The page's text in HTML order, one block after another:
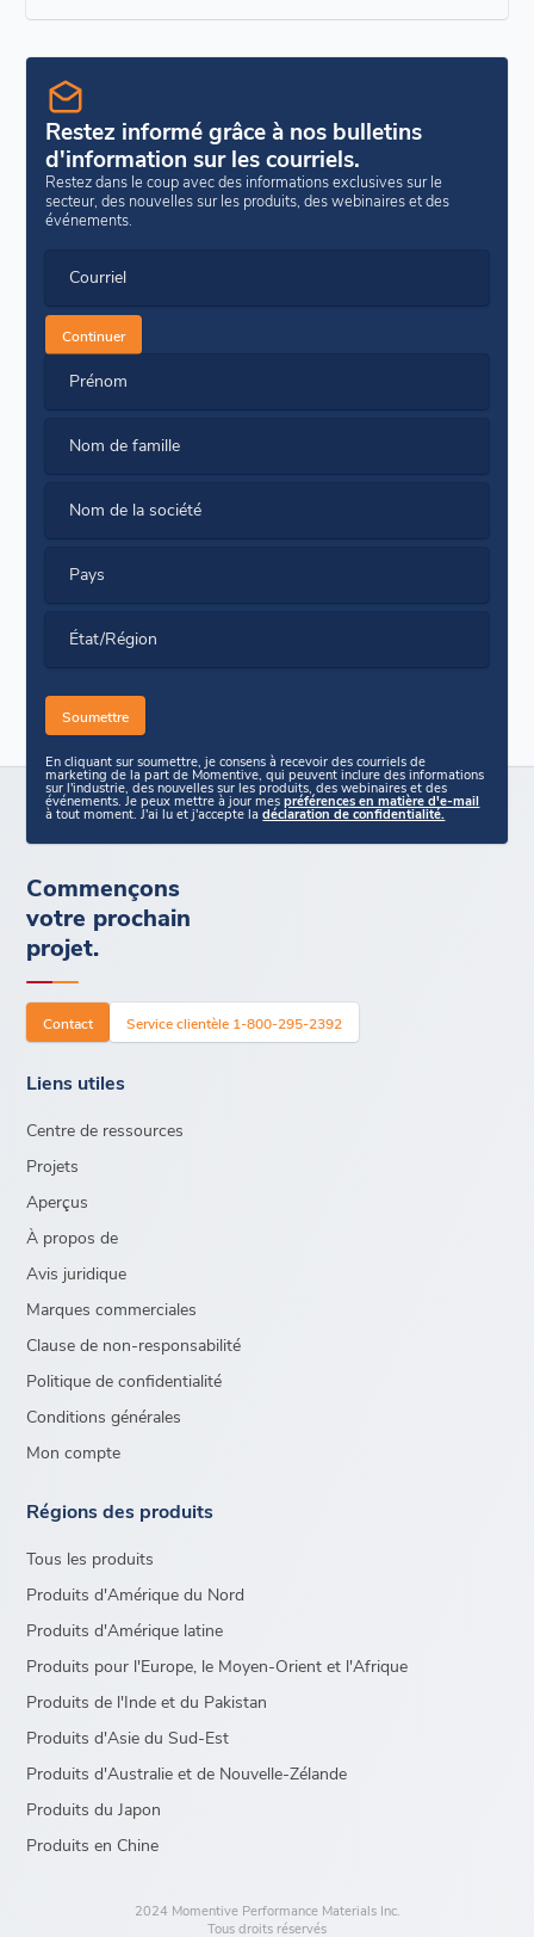
Restez informé grâce à nos bulletins
d'information sur les courriels.
Restez dans le coup avec des informations exclusives sur le
secteur, des nouvelles sur les produits, des webinaires et des
événements.
Courriel
Continuer
Prénom
Nom de famille
Nom de la société
Pays
État/Région
En cliquant sur soumettre, je consens à recevoir des courriels de
marketing de la part de Momentive, qui peuvent inclure des informations
sur l'industrie, des nouvelles sur les produits, des webinaires et des
événements. Je peux mettre à jour mespréférences en matière d'e-mail
à tout moment. J'ai lu et j'accepte ladéclaration de confidentialité.
Commençons
votre prochain
projet.
Contact Service clientèle 1-800-295-2392
Liens utiles
Centre de ressources
Projets
Aperçus
À propos de
Avis juridique
Marques commerciales
Clause de non-responsabilité
Politique de confidentialité
Conditions générales
Mon compte
Régions des produits
Tous les produits
Produits d'Amérique du Nord
Produits d'Amérique latine
Produits pour l'Europe, le Moyen-Orient et l'Afrique
Produits de l'Inde et du Pakistan
Produits d'Asie du Sud-Est
Produits d'Australie et de Nouvelle-Zélande
Produits du Japon
Produits en Chine
2024 Momentive Performance Materials Inc.
Tous droits réservés